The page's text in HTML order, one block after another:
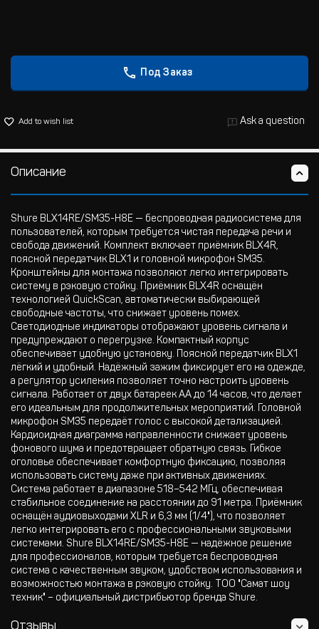
Под Заказ
Add to wish list Ask a question
Описание
Shure BLX14RE/SM35-H8E — беспроводная радиосистема для
пользователей, которым требуется чистая передача речи и
свобода движений. Комплект включает приёмник BLX4R,
поясной передатчик BLX1 и головной микрофон SM35.
Кронштейны для монтажа позволяют легко интегрировать
систему в рэковую стойку. Приёмник BLX4R оснащён
технологией QuickScan, автоматически выбирающей
свободные частоты, что снижает уровень помех.
Светодиодные индикаторы отображают уровень сигнала и
предупреждают о перегрузке. Компактный корпус
обеспечивает удобную установку. Поясной передатчик BLX1
лёгкий и удобный. Надёжный зажим фиксирует его на одежде,
а регулятор усиления позволяет точно настроить уровень
сигнала. Работает от двух батареек AA до 14 часов, что делает
его идеальным для продолжительных мероприятий. Головной
микрофон SM35 передаёт голос с высокой детализацией.
Кардиоидная диаграмма направленности снижает уровень
фонового шума и предотвращает обратную связь. Гибкое
оголовье обеспечивает комфортную фиксацию, позволяя
использовать систему даже при активных движениях.
Система работает в диапазоне 518–542 МГц, обеспечивая
стабильное соединение на расстоянии до 91 метра. Приёмник
оснащён аудиовыходами XLR и 6,3 мм (1/4"), что позволяет
легко интегрировать его с профессиональными звуковыми
системами. Shure BLX14RE/SM35-H8E — надёжное решение
для профессионалов, которым требуется беспроводная
система с качественным звуком, удобством использования и
возможностью монтажа в рэковую стойку. ТОО "Самат шоу
техник" – официальный дистрибьютор бренда Shure.